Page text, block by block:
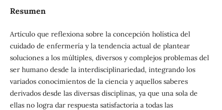
Resumen
Artículo que reflexiona sobre la concepción holística del
cuidado de enfermería y la tendencia actual de plantear
soluciones a los múltiples, diversos y complejos problemas del
ser humano desde la interdisciplinariedad, integrando los
variados conocimientos de la ciencia y aquellos saberes
derivados desde las diversas disciplinas, ya que una sola de
ellas no logra dar respuesta satisfactoria a todas las